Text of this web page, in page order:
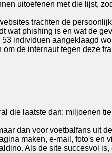
uitoefenen met die lijst,
trachten de
wat phishing is en wat de
individuen aangeklaagd
de internaut tegen deze
die laatste dan: miljoenen
dan voor voetbalfans uit
maken, e-mail, foto's en
Als de site succesvol